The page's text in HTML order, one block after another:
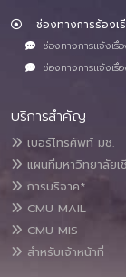
ช่องทางการร้องเ
ช่องทางการแจ้งเรื่
ช่องทางการแจ้งเรื่
บริการสำคัญ
เบอร์โทรศัพท์ มช.
แผนที่มหาวิทยาลัยเ
การบริจาค*
CMU MAIL
CMU MIS
สำหรับเจ้าหน้าที่